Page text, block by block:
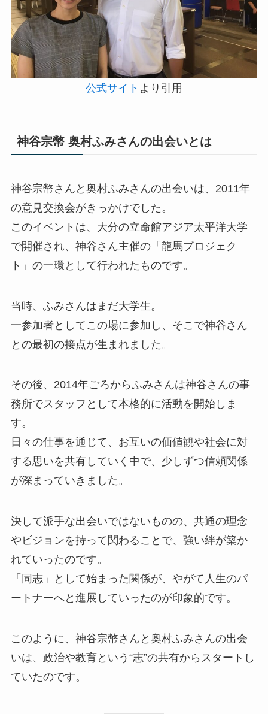
公式サイト より引用
神谷宗幣 奥村ふみさんの出会いとは
神谷宗幣さんと奥村ふみさんの出会いは、2011年
の意見交換会がきっかけでした。
このイベントは、大分の立命館アジア太平洋大学
で開催され、神谷さん主催の「龍馬プロジェク
ト」の一環として行われたものです。
当時、ふみさんはまだ大学生。
一参加者としてこの場に参加し、そこで神谷さん
との最初の接点が生まれました。
その後、2014年ごろからふみさんは神谷さんの事
務所でスタッフとして本格的に活動を開始しま
す。
日々の仕事を通じて、お互いの価値観や社会に対
する思いを共有していく中で、少しずつ信頼関係
が深まっていきました。
決して派手な出会いではないものの、共通の理念
やビジョンを持って関わることで、強い絆が築か
れていったのです。
「同志」として始まった関係が、やがて人生のパ
ートナーへと進展していったのが印象的です。
このように、神谷宗幣さんと奥村ふみさんの出会
いは、政治や教育という“志”の共有からスタートし
ていたのです。